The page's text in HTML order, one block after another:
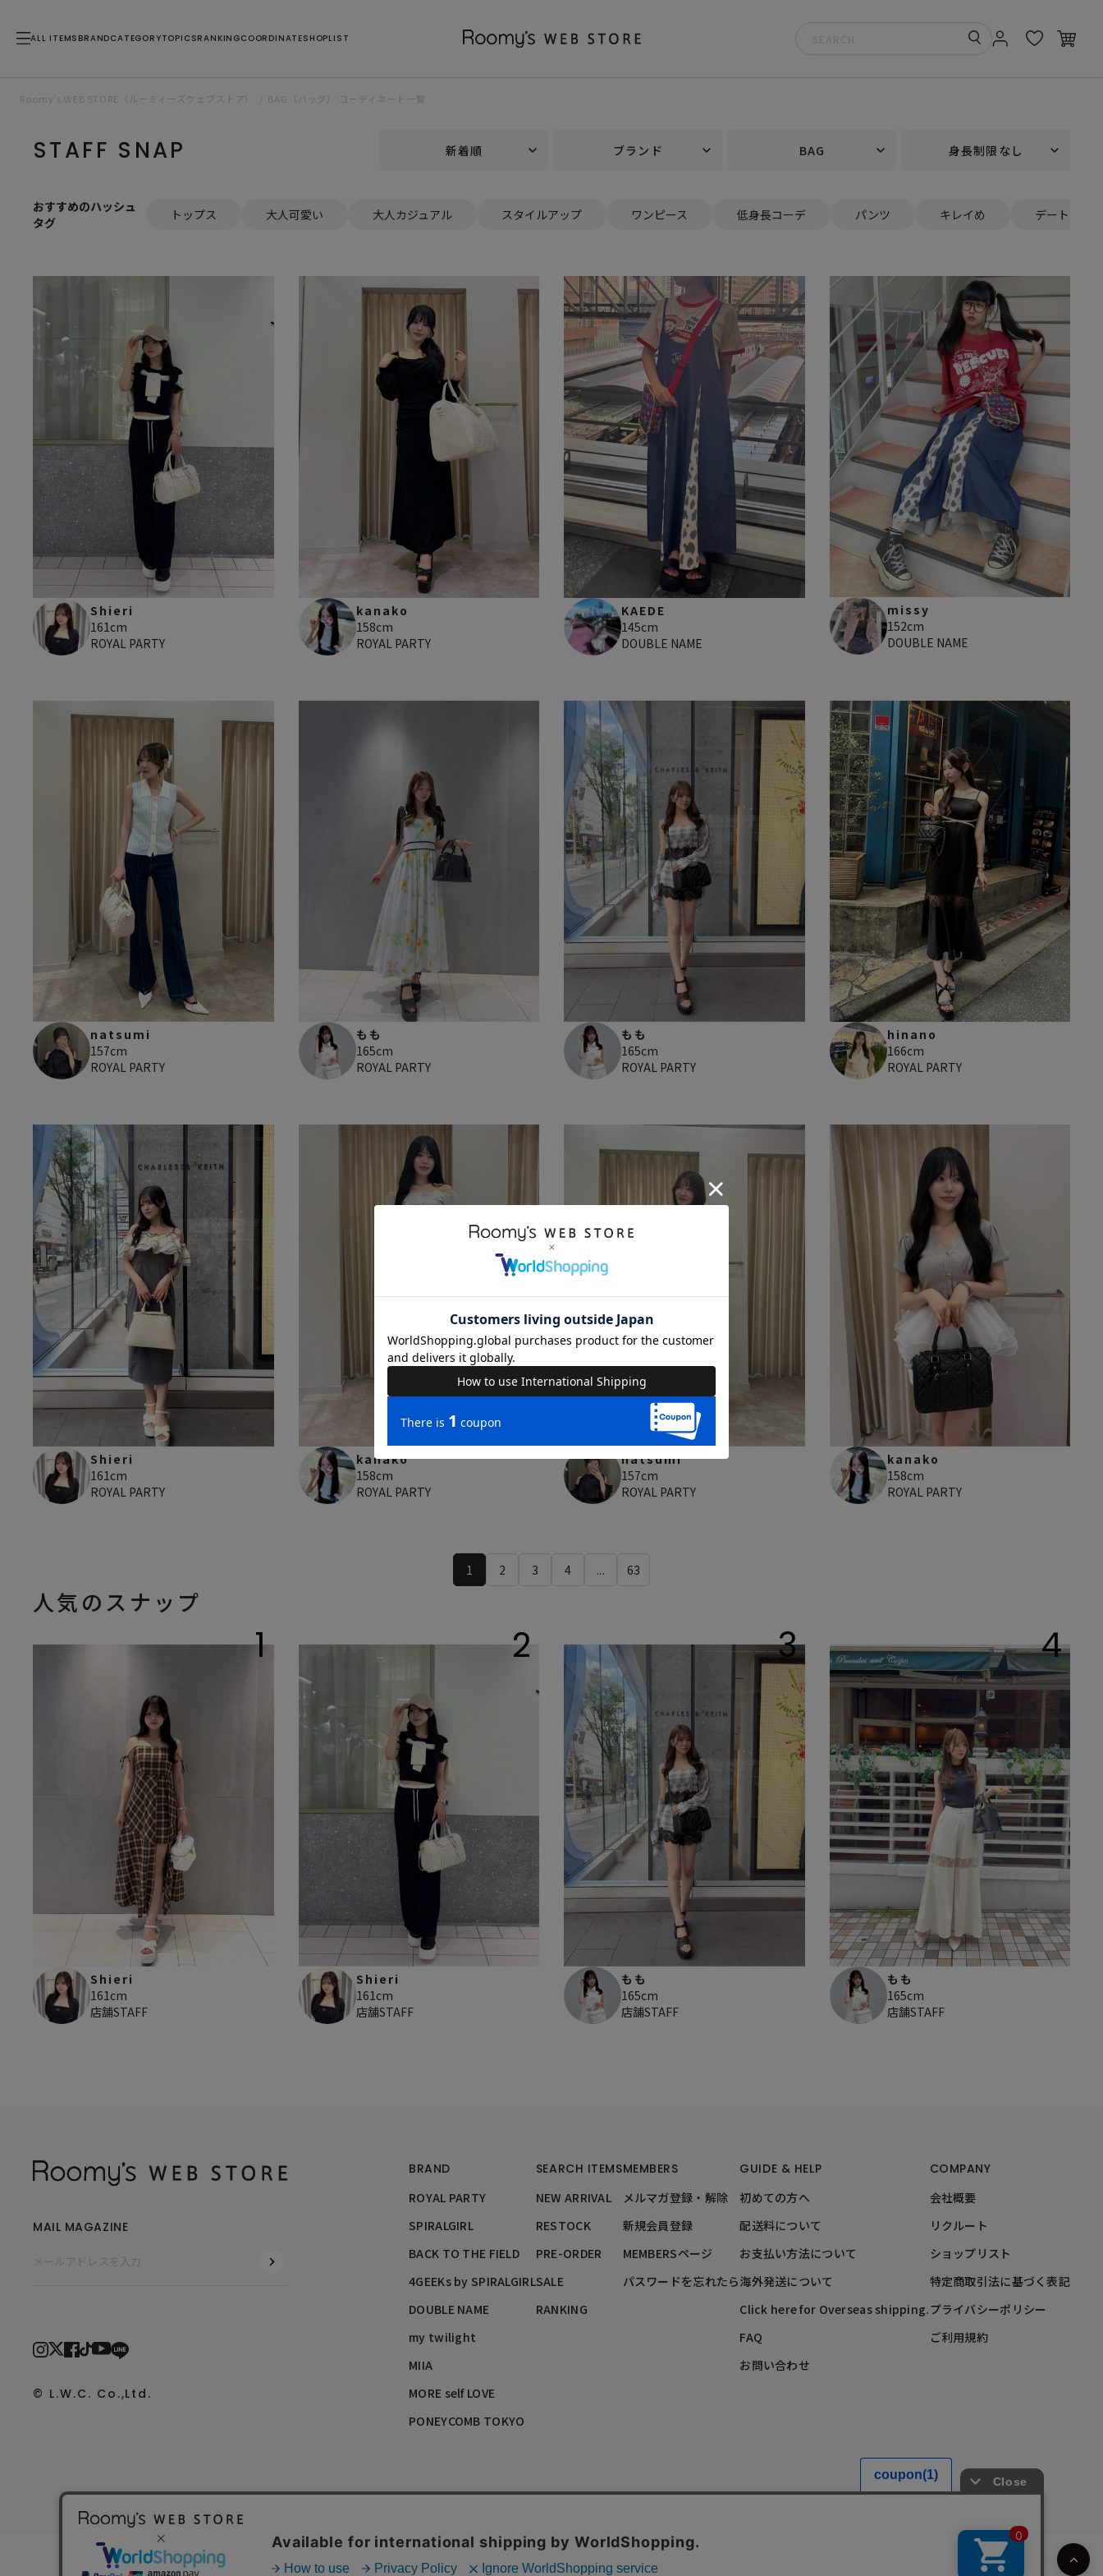
ALL ITEMS BRANDCATEGORYTOPICSRANKINGCOORDINATESHOPLIST
Roomy’s WEB STORE（ルーミィーズウェブストア） BAG（バッグ） コーディネート一覧
STAFF SNAP 新着順 ブランド BAG 身長制限なし
おすすめのハッシュ
タグ
トップス 大人可愛い 大人カジュアル スタイルアップ ワンピース 低身長コーデ パンツ キレイめ デート
Shieri
161cm
ROYAL PARTY
kanako
158cm
ROYAL PARTY
KAEDE
145cm
DOUBLE NAME
missy
152cm
DOUBLE NAME
natsumi
157cm
ROYAL PARTY
もも
165cm
ROYAL PARTY
もも
165cm
ROYAL PARTY
hinano
166cm
ROYAL PARTY
Shieri
161cm
ROYAL PARTY
kanako
158cm
ROYAL PARTY
natsumi
157cm
ROYAL PARTY
kanako
158cm
ROYAL PARTY
1 2 3 4 ... 63
人気のスナップ
1
Shieri
161cm
店舗STAFF
2
Shieri
161cm
店舗STAFF
3
もも
165cm
店舗STAFF
4
もも
165cm
店舗STAFF
BRAND
ROYAL PARTY
SPIRALGIRL
BACK TO THE FIELD
4GEEKs by SPIRALGIRL
DOUBLE NAME
my twilight
MIIA
MORE self LOVE
PONEYCOMB TOKYO
SEARCH ITEMS
NEW ARRIVAL
RESTOCK
PRE-ORDER
SALE
RANKING
MEMBERS
メルマガ登録・解除
新規会員登録
MEMBERSページ
パスワードを忘れたら
GUIDE & HELP
初めての方へ
配送料について
お支払い方法について
海外発送について
Click here for Overseas shipping.
FAQ
お問い合わせ
COMPANY
会社概要
リクルート
ショップリスト
特定商取引法に基づく表記
プライバシーポリシー
ご利用規約
MAIL MAGAZINE
© L.W.C. Co.,Ltd.